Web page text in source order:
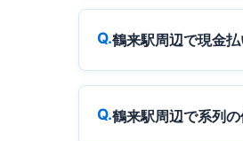
鶴来駅周辺で現金
鶴来駅周辺で系列